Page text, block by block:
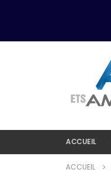
ACCUEIL
ACCUEIL